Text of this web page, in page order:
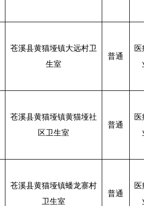
苍溪县黄猫垭镇大远村卫
生室
普通
苍溪县黄猫垭镇黄猫垭社
区卫生室
普通
苍溪县黄猫垭镇蟠龙寨村
卫生室
普通